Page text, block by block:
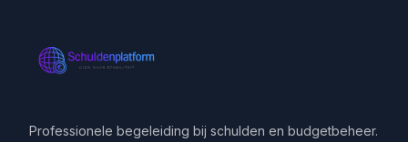
Professionele begeleiding bij schulden en budgetbeheer.